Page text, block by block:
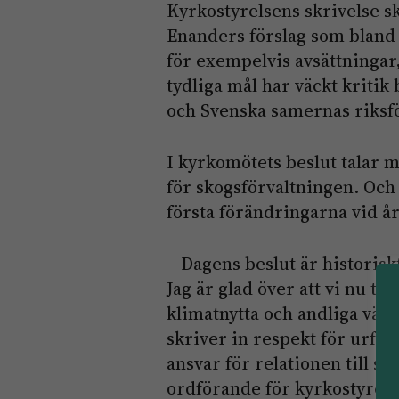
Kyrkostyrelsens skrivelse
Enanders förslag som
för exempelvis
tydliga mål har väckt kritik
och Svenska samernas
I kyrkomötets beslut talar
för skogsförvaltningen.
första förändringarna vid
– Dagens beslut är
Jag är glad över att vi nu
klimatnytta och andliga
skriver in respekt för
ansvar för relationen till
ordförande för